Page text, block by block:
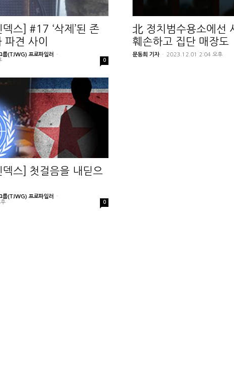
덱스] #17 ‘삭제’된 존
파견 사이
룹(TJWG) 프로파일러
-
0
北 정치범수용소에선
훼손하고 집단 매장도
문동희 기자 - 2023.12.01 2:04 오후
덱스] 첫걸음을 내딛으
룹(TJWG) 프로파일러
-
0